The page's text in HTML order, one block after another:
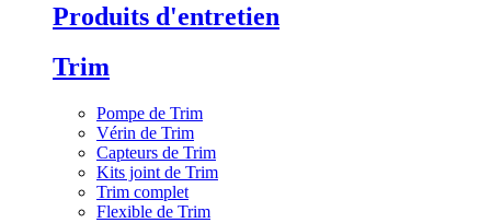
Produits d'entretien
Trim
Pompe de Trim
Vérin de Trim
Capteurs de Trim
Kits joint de Trim
Trim complet
Flexible de Trim